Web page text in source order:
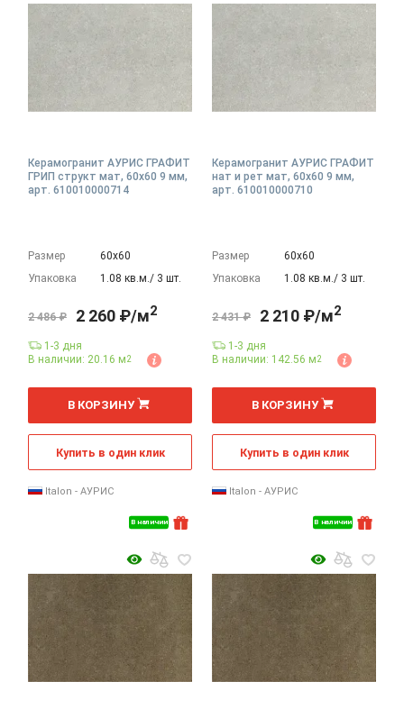
Керамогранит АУРИС ГРАФИТ
ГРИП структ мат, 60x60 9 мм,
арт. 610010000714
Размер
60х60
Упаковка
1.08 кв.м./ 3 шт.
В наличии
2 486 ₽ 2 260 ₽/м2
1-3 дня
В наличии: 20.16 м2
м
В КОРЗИНУ
Купить в один клик
Italon - АУРИС
Керамогранит АУРИС ГРАФИТ
нат и рет мат, 60x60 9 мм,
арт. 610010000710
Размер
60х60
Упаковка
1.08 кв.м./ 3 шт.
В наличии
2 431 ₽ 2 210 ₽/м2
1-3 дня
В наличии: 142.56 м2
м
В КОРЗИНУ
Купить в один клик
Italon - АУРИС